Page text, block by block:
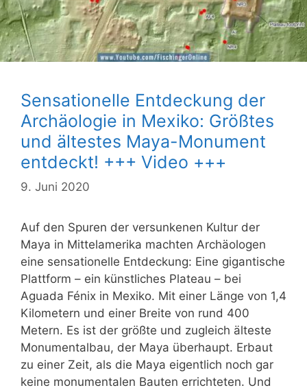
Sensationelle Entdeckung der
Archäologie in Mexiko: Größtes
und ältestes Maya-Monument
entdeckt! +++ Video +++
9. Juni 2020
Auf den Spuren der versunkenen Kultur der
Maya in Mittelamerika machten Archäologen
eine sensationelle Entdeckung: Eine gigantische
Plattform – ein künstliches Plateau – bei
Aguada Fénix in Mexiko. Mit einer Länge von 1,4
Kilometern und einer Breite von rund 400
Metern. Es ist der größte und zugleich älteste
Monumentalbau, der Maya überhaupt. Erbaut
zu einer Zeit, als die Maya eigentlich noch gar
keine monumentalen Bauten errichteten. Und